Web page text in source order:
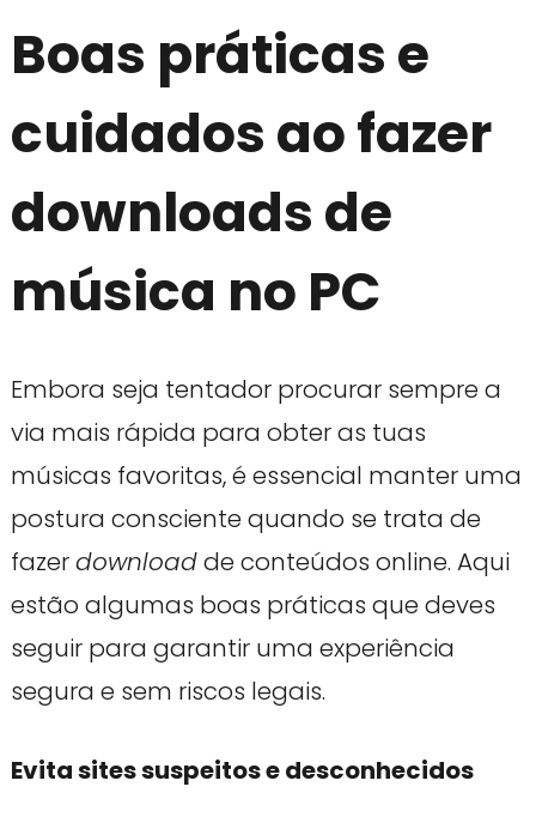
Boas práticas e
cuidados ao fazer
downloads de
música no PC
Embora seja tentador procurar sempre a
via mais rápida para obter as tuas
músicas favoritas, é essencial manter uma
postura consciente quando se trata de
fazerdownloadde conteúdos online. Aqui
estão algumas boas práticas que deves
seguir para garantir uma experiência
segura e sem riscos legais.
Evita sites suspeitos e desconhecidos